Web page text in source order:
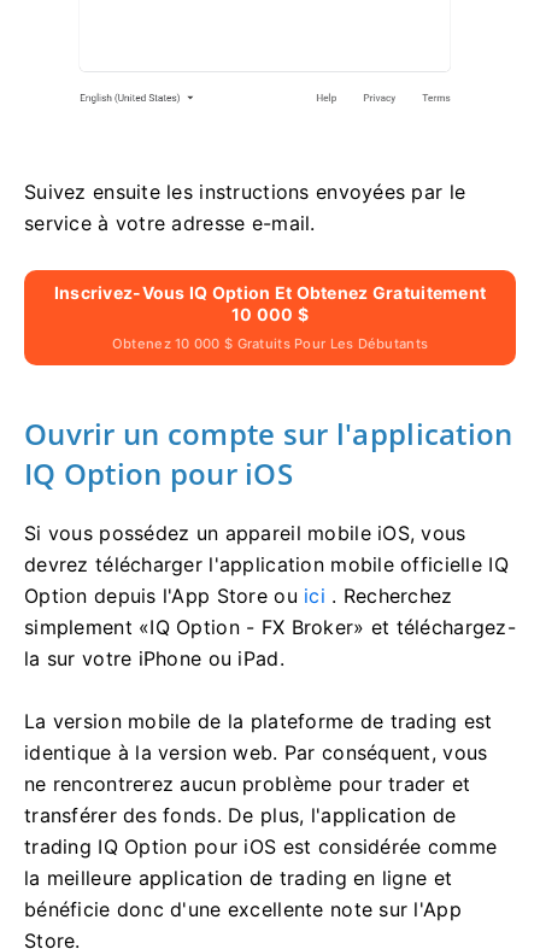
service à votre adresse e-mail.
Inscrivez-Vous IQ Option Et Obtenez Gratuitement
10 000 $
Ouvrir un compte sur l'application
IQ Option pour iOS
Si vous possédez un appareil mobile iOS, vous
devrez télécharger l'application mobile officielle IQ
Option depuis l'App Store ou
la sur votre iPhone ou iPad.
La version mobile de la plateforme de trading est
identique à la version web. Par conséquent, vous
ne rencontrerez aucun problème pour trader et
transférer des fonds. De plus, l'application de
trading IQ Option pour iOS est considérée comme
la meilleure application de trading en ligne et